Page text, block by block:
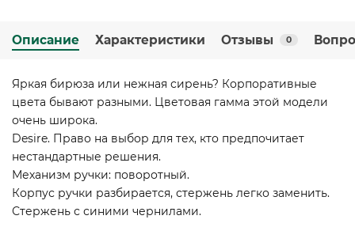
Описание Характеристики Отзывы 0
Яркая бирюза или нежная сирень? Корпоративные
цвета бывают разными. Цветовая гамма этой модели
очень широка.
Desire. Право на выбор для тех, кто предпочитает
нестандартные решения.
Механизм ручки: поворотный.
Корпус ручки разбирается, стержень легко заменить.
Стержень с синими чернилами.